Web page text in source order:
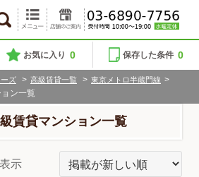
お気に入り 0 保存した条件 0
ズ > 高級賃貸一覧 > 東京メトロ半蔵門線 >
ン一覧
賃貸マンション一覧
示